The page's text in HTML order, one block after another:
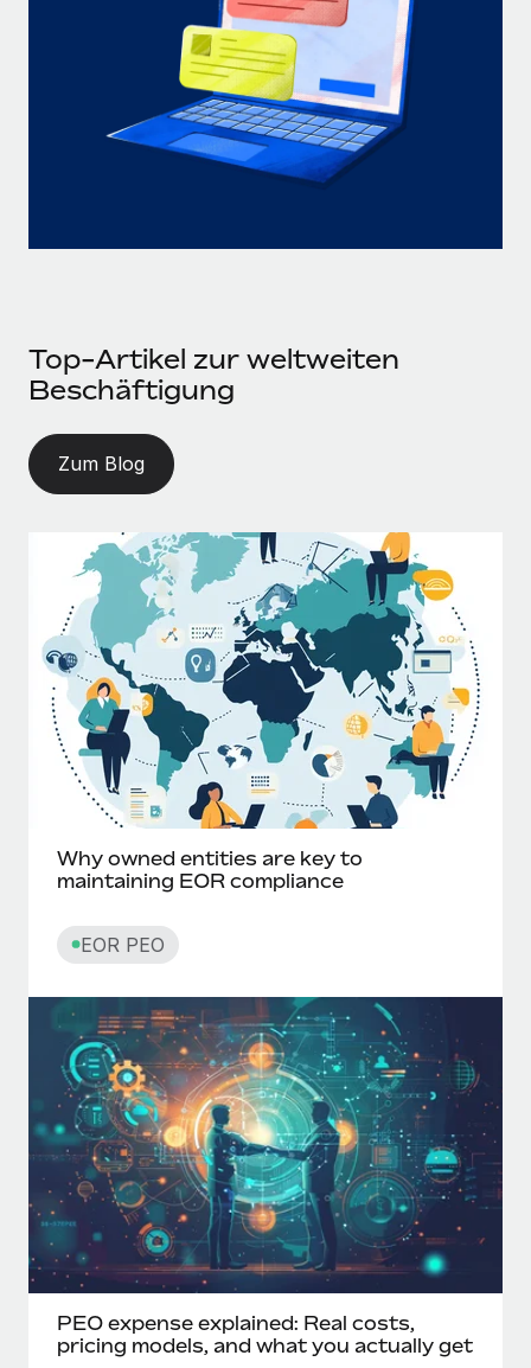
Top-Artikel zur weltweiten
Beschäftigung
Zum Blog
Why owned entities are key to
maintaining EOR compliance
EOR PEO
PEO expense explained: Real costs,
pricing models, and what you actually get